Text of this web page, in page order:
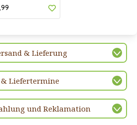
& Lieferung
& Liefertermine
und Reklamation